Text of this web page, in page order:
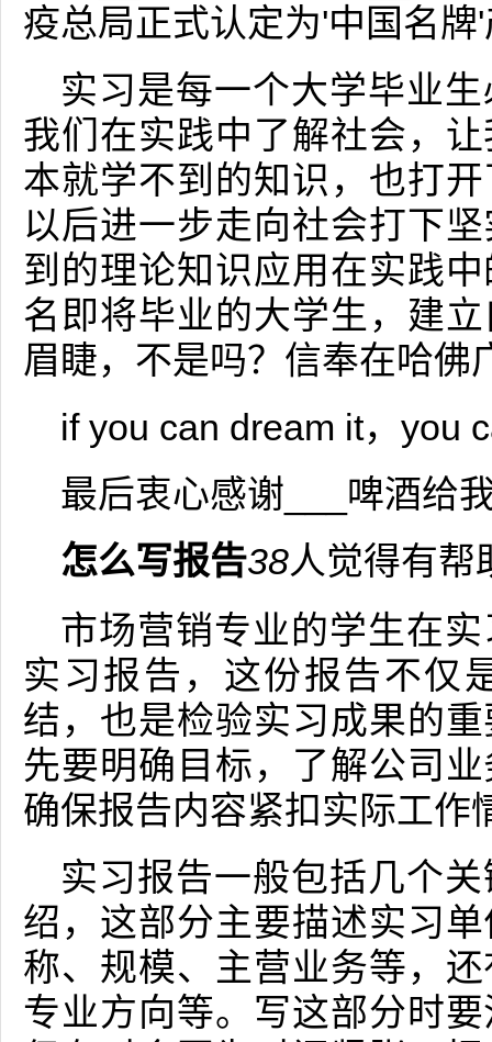
疫总局正式认定为'中国名牌
实习是每一个大学毕业
我们在实践中了解社会，
本就学不到的知识，也打
以后进一步走向社会打下
到的理论知识应用在实践
名即将毕业的大学生，建
眉睫，不是吗？信奉在哈佛
if you can dream it，you
最后衷心感谢___啤酒给
怎么写报告38人觉得有帮
市场营销专业的学生在
实习报告，这份报告不仅
结，也是检验实习成果的
先要明确目标，了解公司
确保报告内容紧扣实际工作
实习报告一般包括几个
绍，这部分主要描述实习
称、规模、主营业务等，
专业方向等。写这部分时